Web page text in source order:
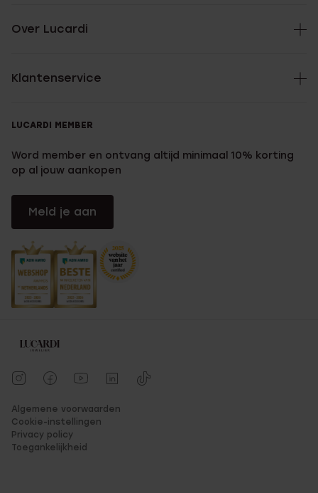
Over Lucardi
Klantenservice
LUCARDI MEMBER
Word member en ontvang altijd minimaal 10% korting
op al jouw aankopen
Meld je aan
Algemene voorwaarden
Cookie-instellingen
Privacy policy
Toegankelijkheid